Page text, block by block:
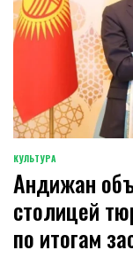
POSTED
IN
КУЛЬТУРА
Андижан
столицей
по итогам